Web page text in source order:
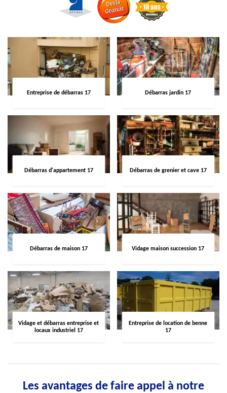
Entreprise de débarras 17 Débarras jardin 17
Débarras d'appartement 17 Débarras de grenier et cave 17
Débarras de maison 17 Vidage maison succession 17
Vidage et débarras entreprise et
locaux industriel 17
Entreprise de location de benne
17
Les avantages de faire appel à notre